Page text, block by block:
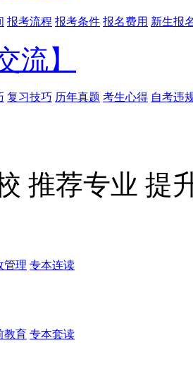
报考流程 报考条件 报名费用 新生报
流】
复习技巧 历年真题 考生心得 自考违
推荐专业 提
管理 专本连读
教育 专本套读